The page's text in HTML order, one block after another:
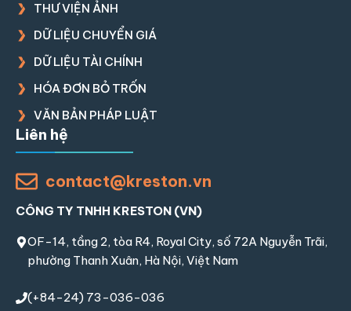
THƯ VIỆN ẢNH
DỮ LIỆU CHUYỂN GIÁ
DỮ LIỆU TÀI CHÍNH
HÓA ĐƠN BỎ TRỐN
VĂN BẢN PHÁP LUẬT
Liên hệ
contact@kreston.vn
CÔNG TY TNHH KRESTON (VN)
OF-14, tầng 2, tòa R4, Royal City, số 72A Nguyễn Trãi,
phường Thanh Xuân, Hà Nội, Việt Nam
(+84-24) 73-036-036